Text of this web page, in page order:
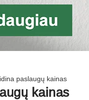
paslaugų kainas
kainas